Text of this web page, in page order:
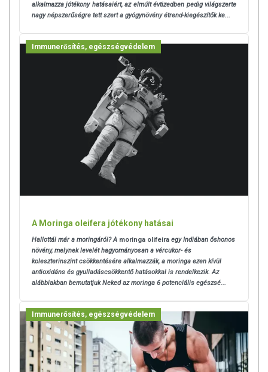
alkalmazza jótékony hatásaiért, az elmúlt évtizedben pedig világszerte
nagy népszerűségre tett szert a gyógynövény étrend-kiegészítők ke...
Immunerősítés, egészségvédelem
A Moringa oleifera jótékony hatásai
Hallottál már a moringáról? A moringa olifeira egy Indiában őshonos
növény, melynek levelét hagyományosan a vércukor- és
koleszterinszint csökkentésére alkalmazzák, a moringa ezen kívül
antioxidáns és gyulladáscsökkentő hatásokkal is rendelkezik. Az
alábbiakban bemutatjuk Neked az moringa 6 potenciális egészsé...
Immunerősítés, egészségvédelem